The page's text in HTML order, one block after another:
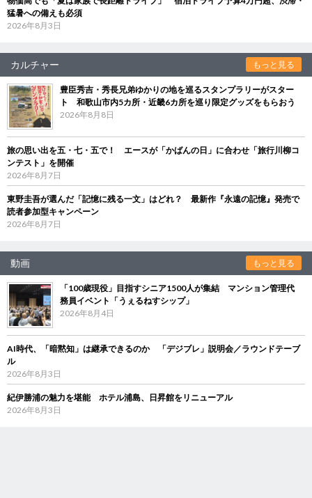
猛暑への備えも必須
2026年8月3日
カルチャー もっと見る
豊臣秀吉・秀長兄弟ゆかりの地を巡るスタンプラリーがスター
ト 和歌山市内5カ所・近畿6カ所を巡り限定グッズをもらおう
2026年8月8日
旅の思い出を五・七・五で！ エースが「かばんの日」に合わせ「旅行川柳コ
ンテスト」を開催
2026年8月7日
東野圭吾が選んだ「記憶に残る一文」はどれ？ 最新作『永遠の記憶』発売で
読者参加型キャンペーン
2026年8月7日
動画 もっと見る
「100歳現役」目指すシニア1500人が集結 マンション管理代
務員イベント「うぇるねすシップ」
2026年8月4日
AI時代、「暗黙知」は継承できるのか 「デジブレ」説明会／ラウンドテーブ
ル
2026年8月3日
紀伊勝浦の魅力を堪能 ホテル浦島、日昇館をリニューアル
2026年8月3日